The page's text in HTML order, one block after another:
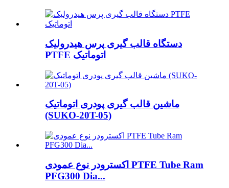
دستگاه قالب گیری پرس هیدرولیک
PTFE اتوماتیک
ماشین قالب گیری پودری اتوماتیک
(SUKO-20T-05)
اکسترودر نوع عمودی PTFE Tube Ram
PFG300 Dia...